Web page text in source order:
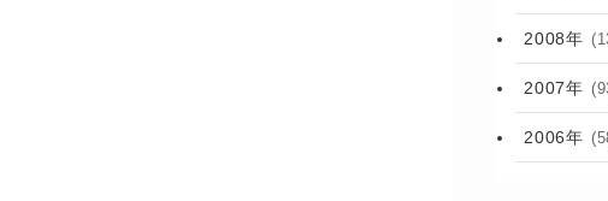
2008年
2007年
2006年